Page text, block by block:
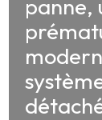
panne,